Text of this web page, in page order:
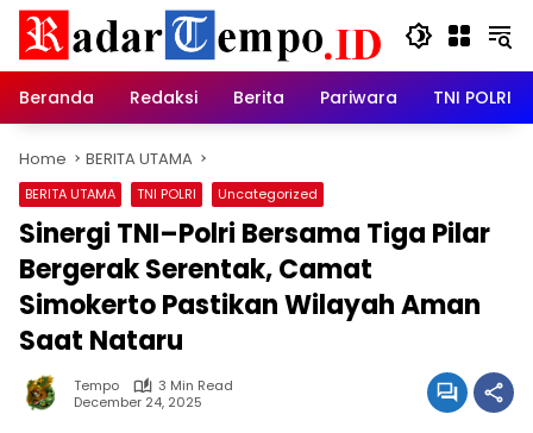
Skip
content
Beranda
Redaksi Berita Pariwara TNI POLRI
Home BERITA UTAMA
BERITA UTAMA TNI POLRI Uncategorized
Sinergi TNI–Polri Bersama Tiga Pilar
Bergerak Serentak, Camat
Simokerto Pastikan Wilayah Aman
Saat Nataru
Tempo
3 Min Read
December 24, 2025